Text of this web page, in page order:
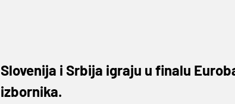
Slovenija i Srbija igraju u finalu
izbornika.